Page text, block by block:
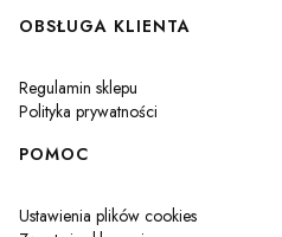
OBSŁUGA KLIENTA
Regulamin sklepu
Polityka prywatności
POMOC
Ustawienia plików cookies